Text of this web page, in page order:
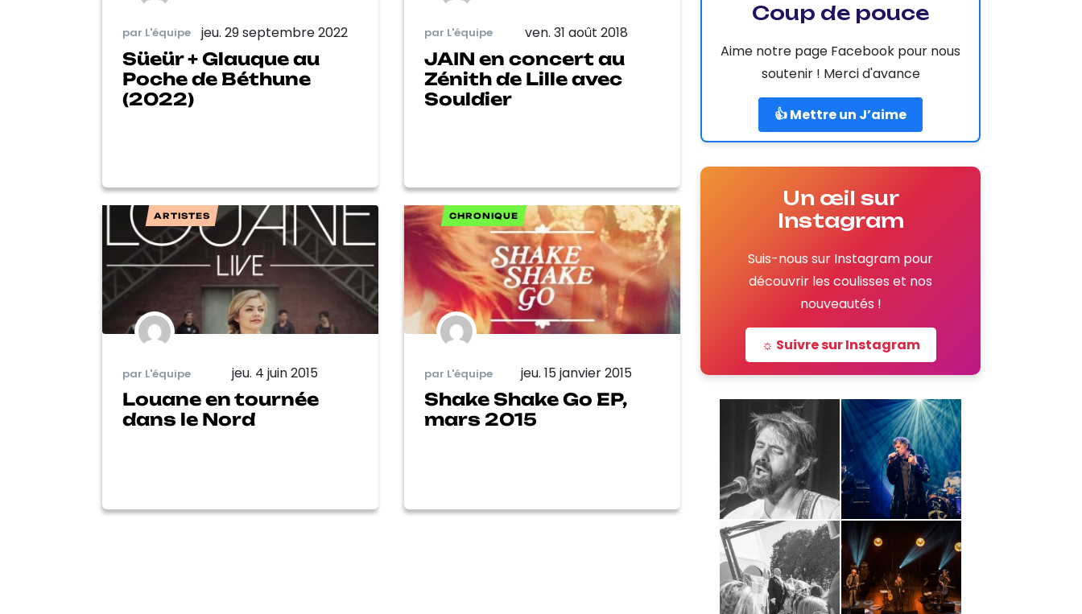
par L'équipe jeu. 29 septembre 2022
Süeür + Glauque au
Poche de Béthune
(2022)
par L'équipe ven. 31 août 2018
JAIN en concert au
Zénith de Lille avec
Souldier
ARTISTES
par L'équipe jeu. 4 juin 2015
Louane en tournée
dans le Nord
CHRONIQUE
par L'équipe jeu. 15 janvier 2015
Shake Shake Go EP,
mars 2015
Coup de pouce
Aime notre page Facebook pour nous
soutenir ! Merci d'avance
👍 Mettre un J’aime
Un œil sur
Instagram
Suis-nous sur Instagram pour
découvrir les coulisses et nos
nouveautés !
☼ Suivre sur Instagram